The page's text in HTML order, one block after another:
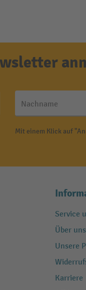
Nachname
Mit einem Klick auf
Service
Über uns
Unsere
Karriere